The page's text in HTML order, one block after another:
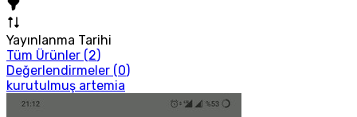
Yayınlanma Tarihi
Tüm Ürünler (2)
Değerlendirmeler (0)
kurutulmuş artemia